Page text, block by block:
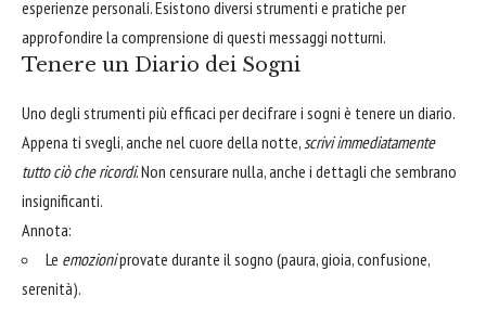
esperienze personali. Esistono diversi strumenti e pratiche per
approfondire la comprensione di questi messaggi notturni.
Tenere un Diario dei Sogni
Uno degli strumenti più efficaci per decifrare i sogni è tenere un diario.
Appena ti svegli, anche nel cuore della notte, scrivi immediatamente
tutto ciò che ricordi. Non censurare nulla, anche i dettagli che sembrano
insignificanti.
Annota:
Le emozioniprovate durante il sogno (paura, gioia, confusione,
serenità).